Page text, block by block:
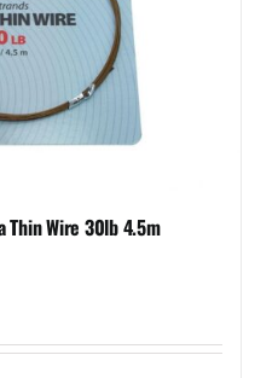
Thin Wire 30lb 4.5m